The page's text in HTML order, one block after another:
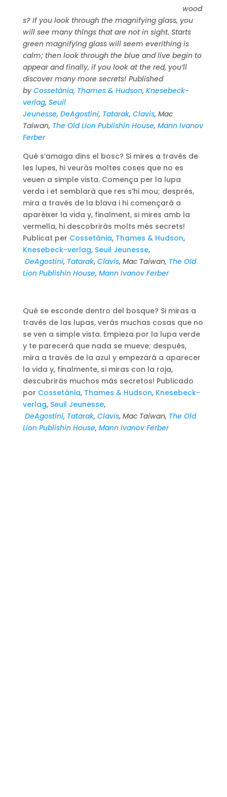
wood
s? If you look through the magnifying glass, you
will see many things that are not in sight. Starts
green magnifying glass will seem everithing is
calm; then look through the blue and live begin to
appear and finally, if you look at the red, you’ll
discover many more secrets! Published
by Cossetània, Thames & Hudson, Knesebeck-
verlag, Seuil
Jeunesse, DeAgostini, Tatarak, Clavis, Mac
Taiwan, The Old Lion Publishin House, Mann Ivanov
Ferber
Què s’amaga dins el bosc? Si mires a través de
les lupes, hi veuràs moltes coses que no es
veuen a simple vista. Comença per la lupa
verda i et semblarà que res s’hi mou; després,
mira a través de la blava i hi començarà a
aparèixer la vida y, finalment, si mires amb la
vermella, hi descobriràs molts més secrets!
Publicat per Cossetània, Thames & Hudson,
Knesebeck-verlag, Seuil Jeunesse,
DeAgostini, Tatarak, Clavis, Mac Taiwan, The Old
Lion Publishin House, Mann Ivanov Ferber
Qué se esconde dentro del bosque? Si miras a
través de las lupas, verás muchas cosas que no
se ven a simple vista. Empieza por la lupa verde
y te parecerá que nada se mueve; después,
mira a través de la azul y empezará a aparecer
la vida y, finalmente, si miras con la roja,
descubrirás muchos más secretos! Publicado
por Cossetània, Thames & Hudson, Knesebeck-
verlag, Seuil Jeunesse,
DeAgostini, Tatarak, Clavis, Mac Taiwan, The Old
Lion Publishin House, Mann Ivanov Ferber